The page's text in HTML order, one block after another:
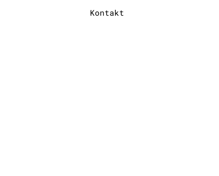
Kontakt